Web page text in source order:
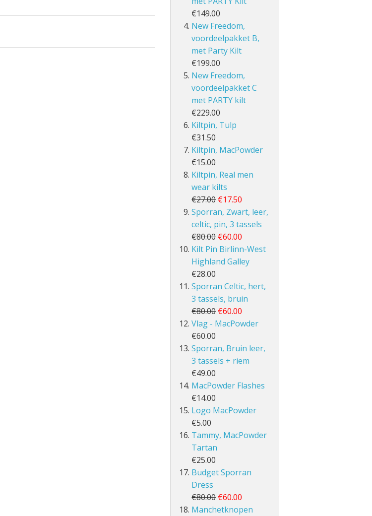
€149.00
New Freedom,
voordeelpakket B,
met Party Kilt
€199.00
New Freedom,
voordeelpakket C
met PARTY kilt
€229.00
Kiltpin, Tulp
€31.50
Kiltpin, MacPowder
€15.00
Kiltpin, Real men
wear kilts
€27.00 €17.50
Sporran, Zwart, leer,
celtic, pin, 3 tassels
€80.00 €60.00
Kilt Pin Birlinn-West
Highland Galley
€28.00
Sporran Celtic, hert,
3 tassels, bruin
€80.00 €60.00
Vlag - MacPowder
€60.00
Sporran, Bruin leer,
3 tassels + riem
€49.00
MacPowder Flashes
€14.00
Logo MacPowder
€5.00
Tammy, MacPowder
Tartan
€25.00
Budget Sporran
Dress
€80.00 €60.00
Manchetknopen